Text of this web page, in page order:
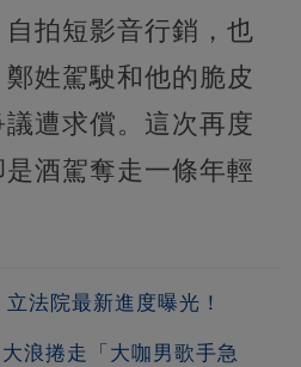
拍短影音行銷，也
姓駕駛和他的脆皮
遭求償。這次再度
酒駕奪走一條年輕
法院最新進度曝光！
浪捲走「大咖男歌手急